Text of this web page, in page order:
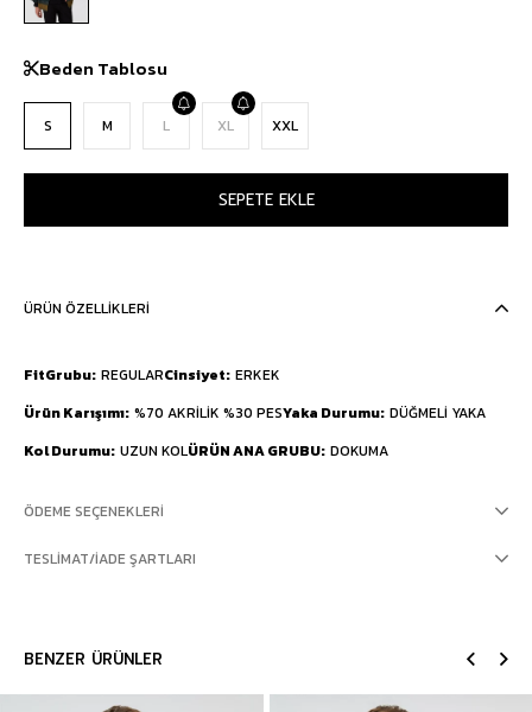
Beden Tablosu
S M L XL XXL
ÜRÜN ÖZELLIKLERI
FitGrubu REGULARCinsiyet ERKEK
Ürün Karışımı %70 AKRİLİK %30 PESYaka Durumu DÜĞMELİ YAKA
Kol Durumu UZUN KOLÜRÜN ANA GRUBU DOKUMA
ÖDEME SEÇENEKLERI
TESLIMAT/İADE ŞARTLARI
BENZER ÜRÜNLER